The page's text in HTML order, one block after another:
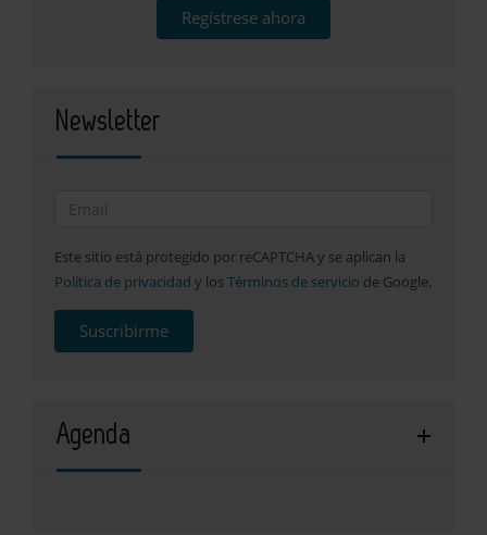
Regístrese ahora
Newsletter
Este sitio está protegido por reCAPTCHA y se aplican la
Política de privacidad y los Términos de servicio de Google.
Suscribirme
Agenda